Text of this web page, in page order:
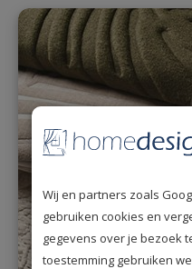
Wij en partners zoals
gebruiken cookies en
gegevens over je bezoek
toestemming gebruiken